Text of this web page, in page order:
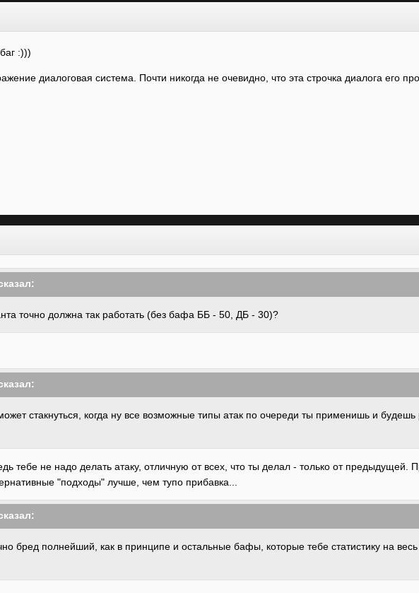
:)))
диалоговая система. Почти никогда не очевидно, что эта строчка диалога его
точно должна так работать (без бафа ББ - 50, ДБ - 30)?
стакнуться, когда ну все возможные типы атак по очереди ты применишь и будешь
тебе не надо делать атаку, отличную от всех, что ты делал - только от предыдущей.
"подходы" лучше, чем тупо прибавка...
бред полнейший, как в принципе и остальные бафы, которые тебе статистику на